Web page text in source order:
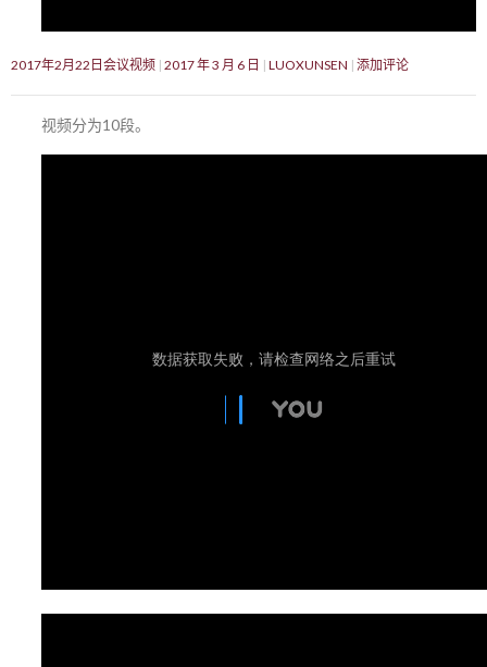
2017年2月22日会议视频 2017 年 3 月 6 日 LUOXUNSEN 添加评论
视频分为10段。